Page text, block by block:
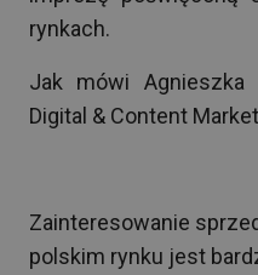
rynkach.
Jak mówi Agnieszka
Digital & Content
Zainteresowanie
polskim rynku jest